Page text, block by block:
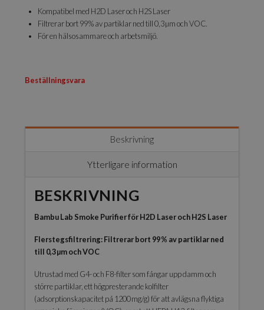
Kompatibel med H2D Laser och H2S Laser
Filtrerar bort 99 % av partiklar ned till 0,3 µm och VOC.
För en hälsosammare och arbetsmiljö.
Beställningsvara
Beskrivning
Ytterligare information
BESKRIVNING
Bambu Lab Smoke Purifier för H2D Laser och H2S Laser
Flerstegsfiltrering: Filtrerar bort 99 % av partiklar ned
till 0,3 µm och VOC
Utrustad med G4- och F8-filter som fångar upp damm och
större partiklar, ett högpresterande kolfilter
(adsorptionskapacitet på 1200 mg/g) för att avlägsna flyktiga